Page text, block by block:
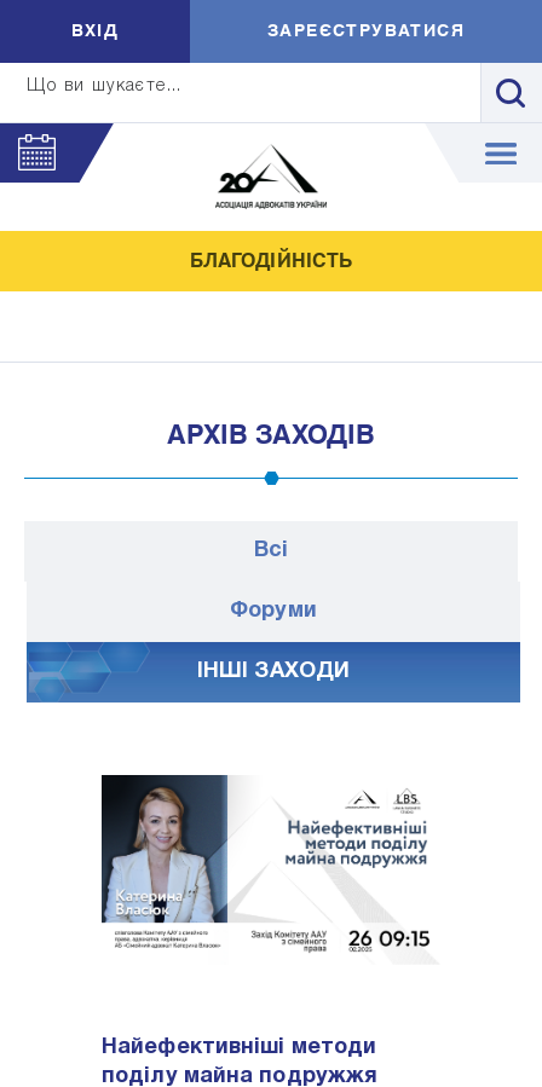
Що ви шукаєте...
ВXIД ЗАРЕЄСТРУВАТИСЯ
БЛАГОДІЙНІСТЬ
АРХІВ ЗАХОДІВ
Всі
Форуми
IНШI ЗАХОДИ
Найефективніші методи
поділу майна подружжя